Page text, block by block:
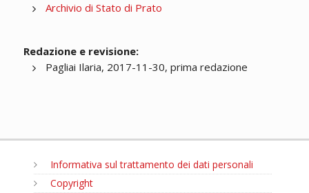
Archivio di Stato di Prato
Redazione e revisione:
Pagliai Ilaria, 2017-11-30, prima redazione
Informativa sul trattamento dei dati personali
Copyright